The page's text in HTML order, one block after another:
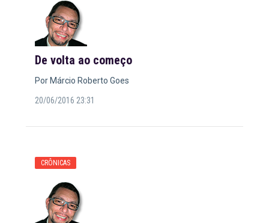
De volta ao começo
Por Márcio Roberto Goes
20/06/2016 23:31
CRÔNICAS